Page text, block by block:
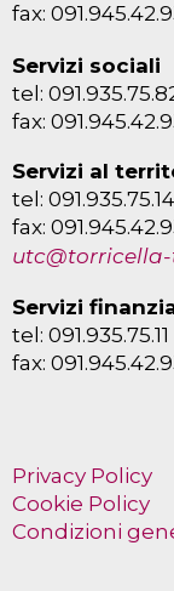
fax:
Servizi sociali
tel:
fax:
Servizi al
tel: 091.935.75.14
fax:
Servizi
tel: 091.935.75.11
fax:
Privacy Policy
Cookie Policy
Condizioni